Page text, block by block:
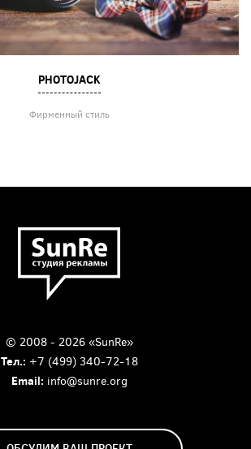
PHOTOJACK
Фирменный стиль
© 2008 - 2026 «SunRe»
Тел.: +7 (499) 340-72-18
Email: info@sunre.org